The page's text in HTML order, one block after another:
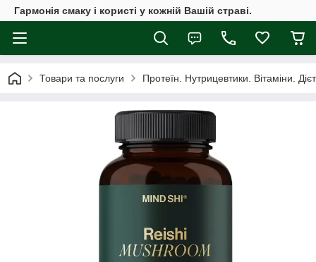
Гармонія смаку і користі у кожній Вашій страві.
Товари та послуги Протеїн. Нутрицевтики. Вітаміни.